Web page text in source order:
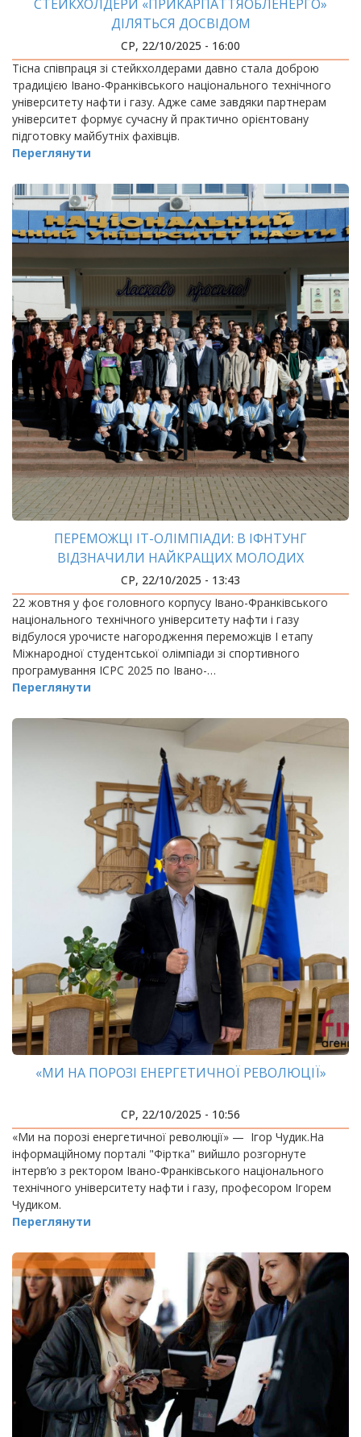
СТЕЙКХОЛДЕРИ «ПРИКАРПАТТЯОБЛЕНЕРГО»
ДІЛЯТЬСЯ ДОСВІДОМ
СР, 22/10/2025 - 16:00
Тісна співпраця зі стейкхолдерами давно стала доброю
традицією Івано-Франківського національного технічного
університету нафти і газу. Адже саме завдяки партнерам
університет формує сучасну й практично орієнтовану
підготовку майбутніх фахівців.
Переглянути
ПЕРЕМОЖЦІ ІТ-ОЛІМПІАДИ: В ІФНТУНГ
ВІДЗНАЧИЛИ НАЙКРАЩИХ МОЛОДИХ
ПРОГРАМІСТІВ ПРИКАРПАТТЯ
СР, 22/10/2025 - 13:43
22 жовтня у фоє головного корпусу Івано-Франківського
національного технічного університету нафти і газу
відбулося урочисте нагородження переможців І етапу
Міжнародної студентської олімпіади зі спортивного
програмування ICPC 2025 по Івано-…
Переглянути
«МИ НА ПОРОЗІ ЕНЕРГЕТИЧНОЇ РЕВОЛЮЦІЇ»
СР, 22/10/2025 - 10:56
«Ми на порозі енергетичної революції» — Ігор Чудик.На
інформаційному порталі "Фіртка" вийшло розгорнуте
інтерв’ю з ректором Івано-Франківського національного
технічного університету нафти і газу, професором Ігорем
Чудиком.
Переглянути